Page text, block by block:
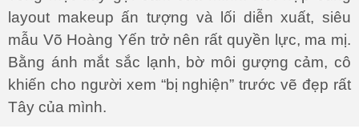
layout makeup ấn tượng và lối diễn xuất, siêu
mẫu Võ Hoàng Yến trở nên rất quyền lực, ma mị.
Bằng ánh mắt sắc lạnh, bờ môi gượng cảm, cô
khiến cho người xem “bị nghiện” trước vẽ đẹp rất
Tây của mình.